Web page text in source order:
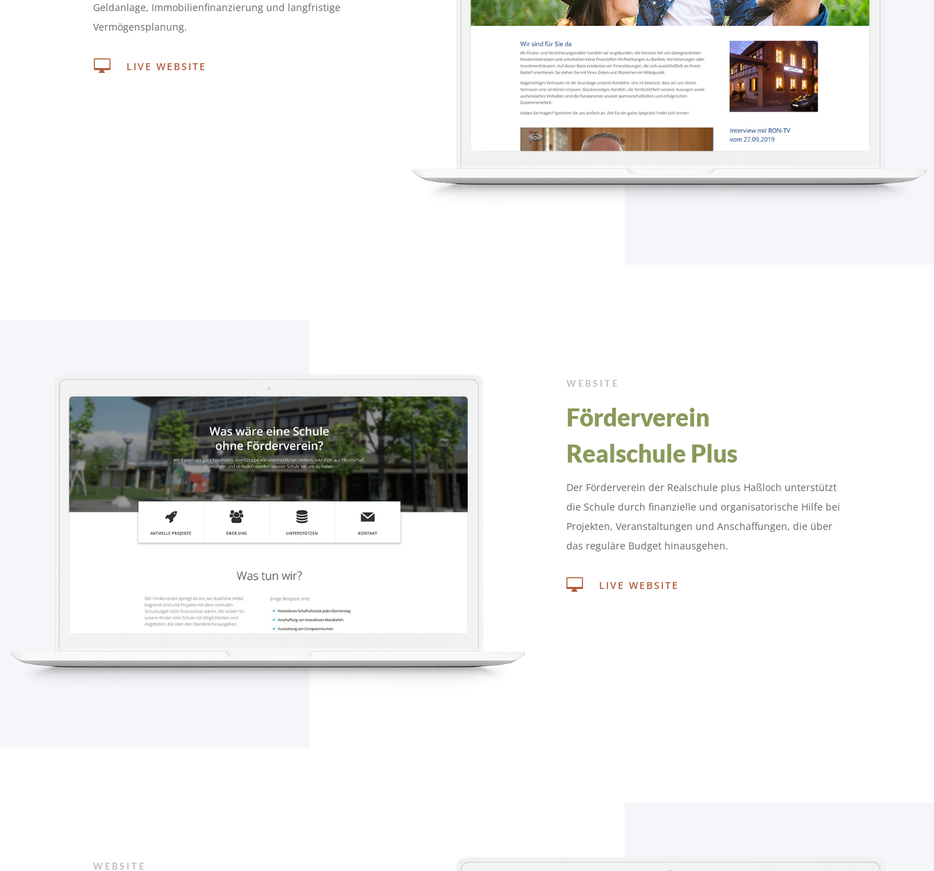
Geldanlage, Immobilienfinanzierung und langfristige
Vermögensplanung.
 LIVE WEBSITE
WEBSITE
Förderverein
Realschule Plus
Der Förderverein der Realschule plus Haßloch unterstützt
die Schule durch finanzielle und organisatorische Hilfe bei
Projekten, Veranstaltungen und Anschaffungen, die über
das reguläre Budget hinausgehen.
 LIVE WEBSITE
WEBSITE